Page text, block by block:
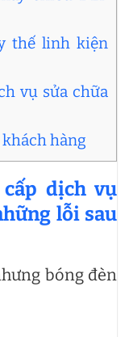
thế linh kiện
vụ sửa chữa
khách hàng
cấp dịch vụ
lỗi sau
bóng đèn